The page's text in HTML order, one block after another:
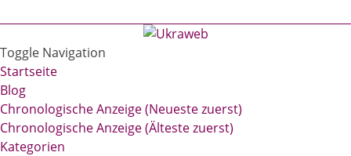
Toggle Navigation
Startseite
Blog
Chronologische Anzeige (Neueste zuerst)
Chronologische Anzeige (Älteste zuerst)
Kategorien